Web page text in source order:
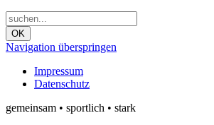
OK
Navigation überspringen
Impressum
Datenschutz
gemeinsam • sportlich • stark